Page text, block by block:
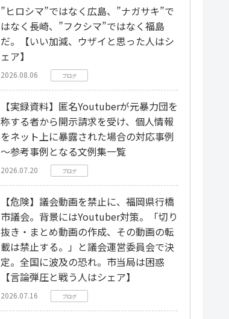
”ヒロシマ”ではなく広島、”ナガサキ”で
はなく長崎、”フクシマ”ではなく福島
だ。【いい加減、ウザイと思った人はシ
ェア】
2026.08.06 ブログ
【実録資料】匿名Youtuberが元暴力団を
称する者から開示請求を受け、個人情報
をネット上に暴露された場合の対応事例
～参考事例となる文例集一覧
2026.07.20 ブログ
【危険】議会動画を禁止に、福岡県行橋
市議会。背景にはYoutuber対策。「切り
抜き・まとめ動画の作成、その動画の転
載は禁止する。」と議会運営委員会で決
定。全国に波及の恐れ。市当局は困惑
【言論弾圧と戦う人はシェア】
2026.07.16 ブログ